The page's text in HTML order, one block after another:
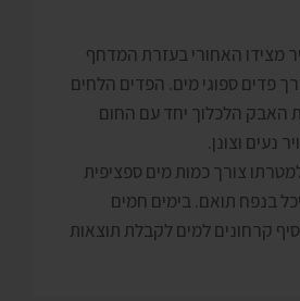
מצידו האחורי בעזרת המדחף
פדים ספוגי מים. הפדים הלחים
האבק הלכלוך יחד עם החום
נעים וצונן.
צורך כמות מים ספציפית
בנפח תואם. בימים חמים
קרחונים למים לקבלת תוצאות